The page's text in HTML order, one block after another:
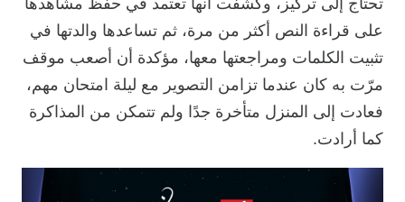
على قراءة النص أكثر من مرة، ثم تساعدها والدتها في
تثبيت الكلمات ومراجعتها معها، مؤكدة أن أصعب موقف
مرّت به كان عندما تزامن التصوير مع ليلة امتحان مهم،
فعادت إلى المنزل متأخرة جدًا ولم تتمكن من المذاكرة
كما أرادت.